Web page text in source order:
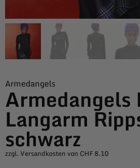
Armedangels
Armedangels
Langarm
schwarz
zzgl. Versandkosten von CHF 8.10